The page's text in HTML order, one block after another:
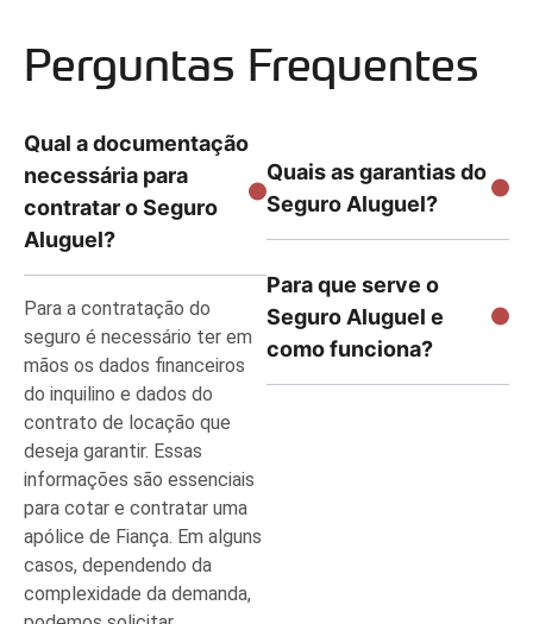
Perguntas Frequentes
Qual a documentação
necessária para
contratar o Seguro
Aluguel?
Para a contratação do
seguro é necessário ter em
mãos os dados financeiros
do inquilino e dados do
contrato de locação que
deseja garantir. Essas
informações são essenciais
para cotar e contratar uma
apólice de Fiança. Em alguns
casos, dependendo da
complexidade da demanda,
Quais as garantias do
Seguro Aluguel?
Para que serve o
Seguro Aluguel e
como funciona?